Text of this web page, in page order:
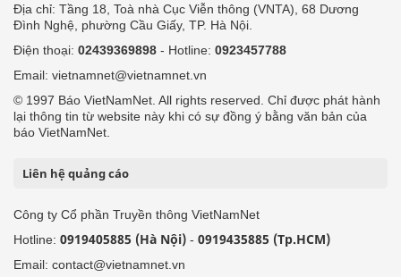
Địa chỉ: Tầng 18, Toà nhà Cục Viễn thông (VNTA), 68 Dương
Đình Nghệ, phường Cầu Giấy, TP. Hà Nội.
Điện thoại: 02439369898 - Hotline: 0923457788
Email: vietnamnet@vietnamnet.vn
© 1997 Báo VietNamNet. All rights reserved. Chỉ được phát hành
lại thông tin từ website này khi có sự đồng ý bằng văn bản của
báo VietNamNet.
Liên hệ quảng cáo
Công ty Cổ phần Truyền thông VietNamNet
Hotline: 0919405885 (Hà Nội) - 0919435885 (Tp.HCM)
Email: contact@vietnamnet.vn